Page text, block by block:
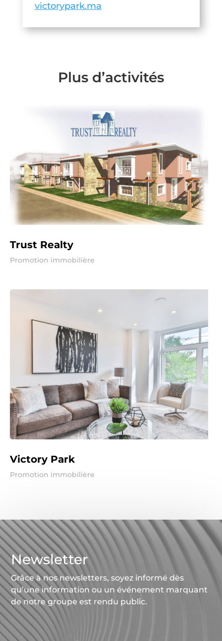
victorypark.ma
Plus d’activités
Trust Realty
Promotion immobilière
Victory Park
Promotion immobilière
Newsletter
Grâce à nos newsletters, soyez informé dès
qu’une information ou un événement marquant
de notre groupe est rendu public.